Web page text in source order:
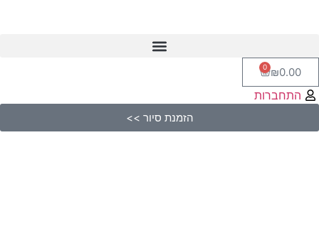
₪0.00
0
התחברות
הזמנת סיור >>